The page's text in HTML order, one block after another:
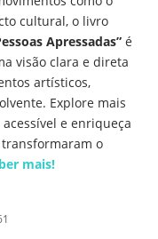
cultural, o livro
Apressadas” é
visão clara e direta
artísticos,
Explore mais
e enriqueça
o
mais!